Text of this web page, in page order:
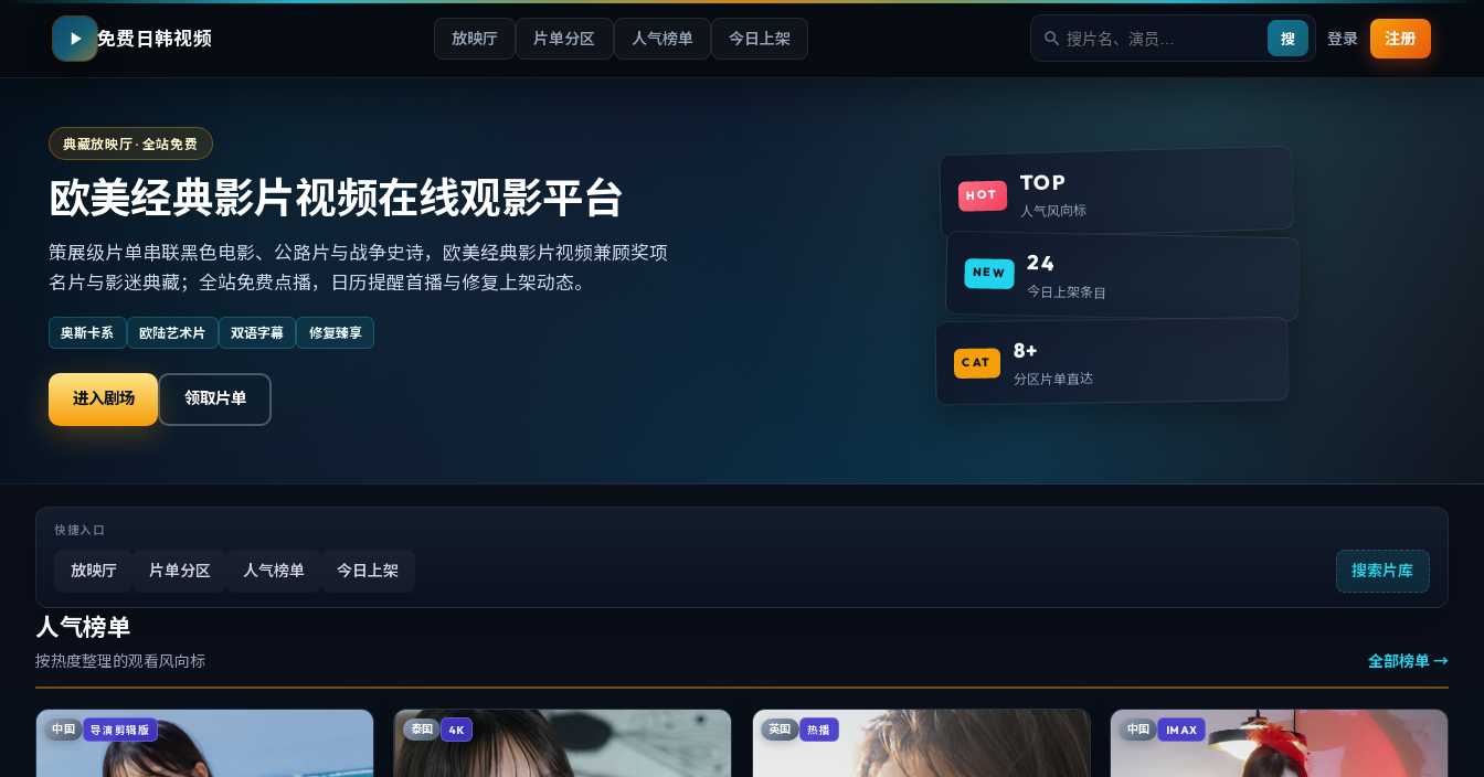
免费日韩视频 放映厅 片单分区 人气榜单 今日上架 搜 登录 注册
典藏放映厅 · 全站免费
欧美经典影片视频在线观影平台
策展级片单串联黑色电影、公路片与战争史诗，欧美经典影片视频兼顾奖项
名片与影迷典藏；全站免费点播，日历提醒首播与修复上架动态。
奥斯卡系 欧陆艺术片 双语字幕 修复臻享
进入剧场 领取片单
HOT TOP
人气风向标
NEW 24
今日上架条目
CAT 8+
分区片单直达
快捷入口
放映厅 片单分区 人气榜单 今日上架 搜索片库
人气榜单
按热度整理的观看风向标 全部榜单 →
中国 导演剪辑版 泰国 4K 英国 热播 中国 IMAX